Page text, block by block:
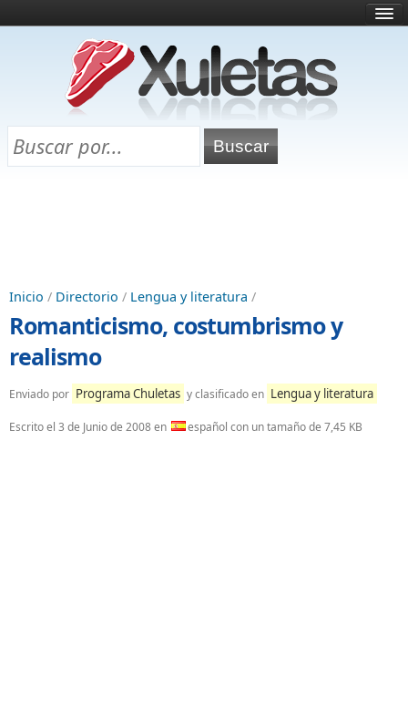
¿Qué es esto?
Directorio
Chuletas para exámenes
Inicio / Directorio / Lengua y literatura /
Romanticismo, costumbrismo y
realismo
Enviado por Programa Chuletas y clasificado en Lengua y literatura
Escrito el 3 de Junio de 2008en español con un tamaño de 7,45 KB